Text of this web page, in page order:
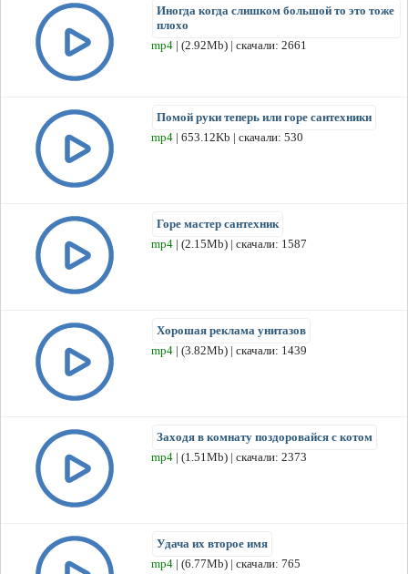
Иногда когда слишком большой то это тоже
плохо
mp4 | (2.92Mb) | скачали: 2661
Помой руки теперь или горе сантехники
mp4 | 653.12Kb | скачали: 530
Горе мастер сантехник
mp4 | (2.15Mb) | скачали: 1587
Хорошая реклама унитазов
mp4 | (3.82Mb) | скачали: 1439
Заходя в комнату поздоровайся с котом
mp4 | (1.51Mb) | скачали: 2373
Удача их второе имя
mp4 | (6.77Mb) | скачали: 765